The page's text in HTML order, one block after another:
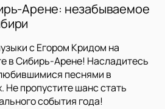
Арене: незабываемое
с Егором Кридом на
в Сибирь-Арене! Насладитесь
песнями в
Не пропустите шанс стать
события года!